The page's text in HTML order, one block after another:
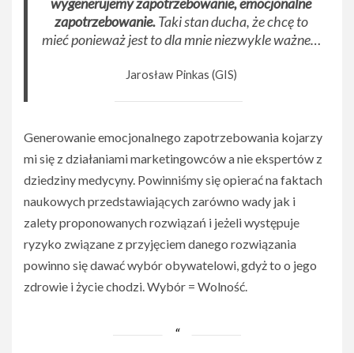
zapotrzebowanie.Taki stan ducha, że chcę to
mieć ponieważ jest to dla mnie niezwykle ważne…
Jarosław Pinkas (GIS)
Generowanie emocjonalnego zapotrzebowania kojarzy
mi się z działaniami marketingowców a nie ekspertów z
dziedziny medycyny. Powinniśmy się opierać na faktach
naukowych przedstawiających zarówno wady jak i
zalety proponowanych rozwiązań i jeżeli występuje
ryzyko związane z przyjęciem danego rozwiązania
powinno się dawać wybór obywatelowi, gdyż to o jego
zdrowie i życie chodzi. Wybór = Wolność.